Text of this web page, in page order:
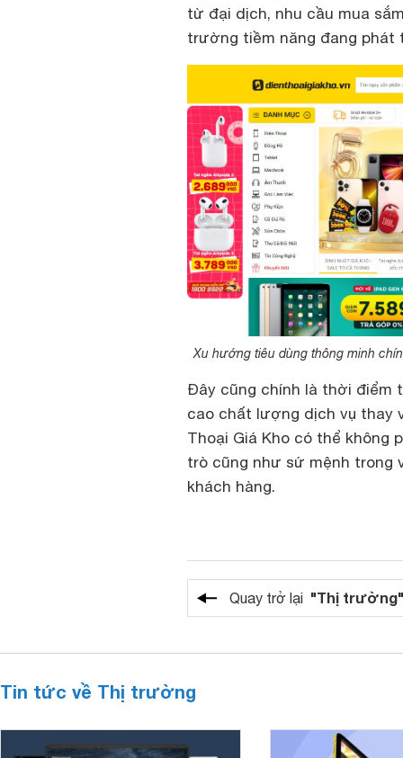
từ đại dịch, nhu cầu mua
trường tiềm năng đang phát
Xu hướng tiêu dùng thông minh
Đây cũng chính là thời điểm
cao chất lượng dịch vụ thay
Thoại Giá Kho có thể không
trò cũng như sứ mệnh trong
khách hàng.
Quay trở lại "Thị trường"
Tin tức về Thị trường